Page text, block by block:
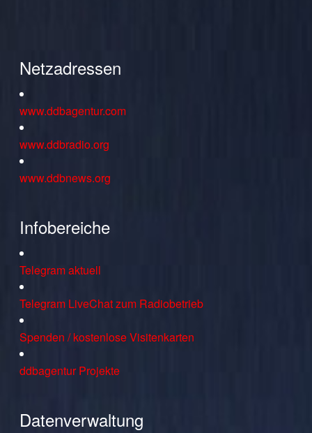
Netzadressen
www.ddbagentur.com
www.ddbradio.org
www.ddbnews.org
Infobereiche
Telegram aktuell
Telegram LiveChat zum Radiobetrieb
Spenden / kostenlose Visitenkarten
ddbagentur Projekte
Datenverwaltung